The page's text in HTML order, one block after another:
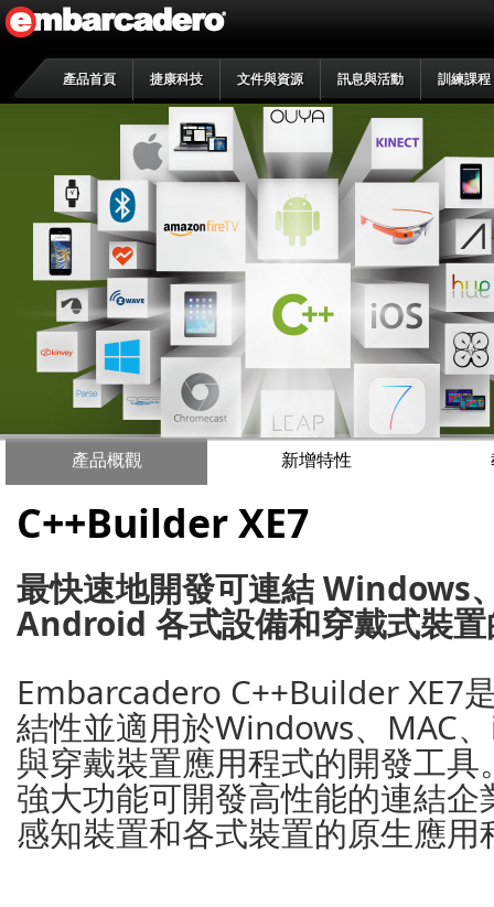
產品首頁 捷康科技 文件與資源 訊息與活動 訓練課程
產品概觀 新增特性
C++Builder XE7
最快速地開發可連結 Windows
Android 各式設備和穿戴式裝
Embarcadero C++Builder XE7
結性並適用於Windows、MAC
與穿戴裝置應用程式的開發工具
強大功能可開發高性能的連結
感知裝置和各式裝置的原生應用